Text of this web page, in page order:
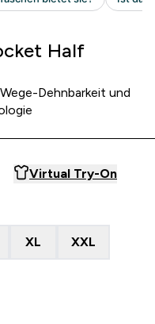
Half
Dehnbarkeit und
Virtual Try-On
XL XXL